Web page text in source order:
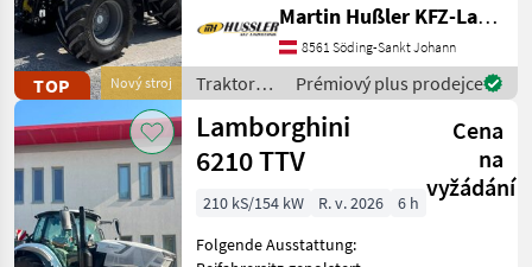
Traktory
Tradicny
Traktor
VYBRAT
KATEGORII
Lamborghini
TOP Nový stroj
Vollausstattung! •
FARMotion 45
Vierzylindermotor •
stufenloses 50km/h
Getriebe mit Powershuttle
Martin Hußler KFZ-Landtechnik
8561 Söding-Sankt Johann
Traktory /
Lamborghini
Prémiový plus prodejce
Lamborghini
6210 TTV
Cena
na
vyžádání
210 kS/154 kW R. v. 2026
6 h
Folgende Ausstattung: